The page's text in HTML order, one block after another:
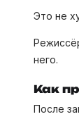
Это не
него.
Как
После